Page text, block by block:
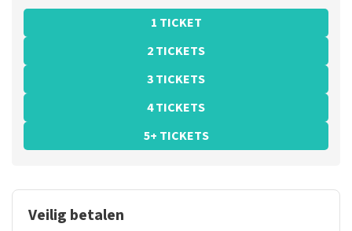
1 TICKET
2 TICKETS
3 TICKETS
4 TICKETS
5+ TICKETS
Veilig betalen